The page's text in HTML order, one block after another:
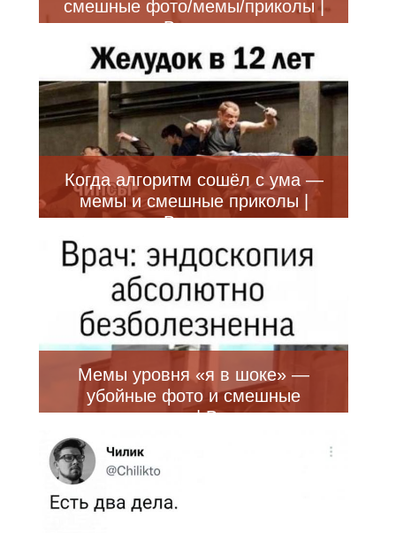
смешные фото/мемы/приколы |
Bugaga
Когда алгоритм сошёл с ума —
мемы и смешные приколы |
Bugaga
Мемы уровня «я в шоке» —
убойные фото и смешные
приколы | Bugaga